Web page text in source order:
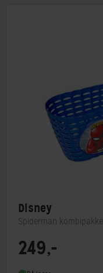
Disney
Spiderman kombipakke
Type
249,-